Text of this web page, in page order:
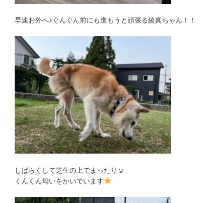
早速お外へ♪ぐんぐん前にも進もうと頑張る綾真ちゃん！！
しばらくして芝生の上でまったり☺︎
くんくん匂いをかいでいます